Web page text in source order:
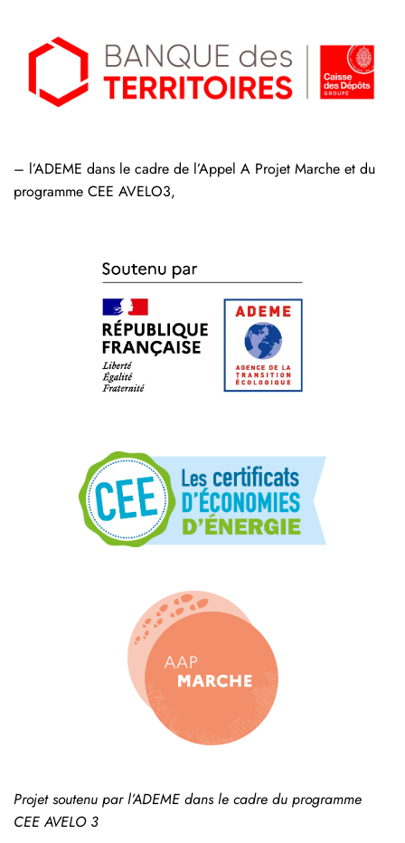
– l’ADEME dans le cadre de l’Appel A Projet Marche et du
programme CEE AVELO3,
Projet soutenu par l’ADEME dans le cadre du programme
CEE AVELO 3